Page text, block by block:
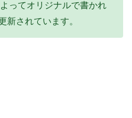
ってオリジナルで書かれ
新されています。